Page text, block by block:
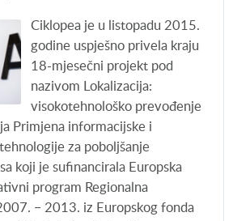
Ciklopea je u listopadu 2015.
godine uspješno privela kraju
18-mjesečni projekt pod
nazivom Lokalizacija:
visokotehnološko prevođenje
Primjena informacijske i
za poboljšanje
koji je sufinancirala Europska
program Regionalna
− 2013. iz Europskog fonda